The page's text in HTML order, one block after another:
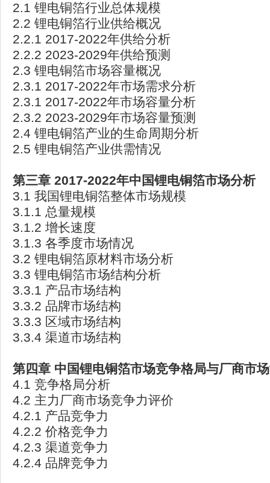
2.1 锂电铜箔行业总体规模
2.2 锂电铜箔行业供给概况
2.2.1 2017-2022年供给分析
2.2.2 2023-2029年供给预测
2.3 锂电铜箔市场容量概况
2.3.1 2017-2022年市场需求分析
2.3.1 2017-2022年市场容量分析
2.3.2 2023-2029年市场容量预测
2.4 锂电铜箔产业的生命周期分析
2.5 锂电铜箔产业供需情况
第三章 2017-2022年中国锂电铜箔市场分析
3.1 我国锂电铜箔整体市场规模
3.1.1 总量规模
3.1.2 增长速度
3.1.3 各季度市场情况
3.2 锂电铜箔原材料市场分析
3.3 锂电铜箔市场结构分析
3.3.1 产品市场结构
3.3.2 品牌市场结构
3.3.3 区域市场结构
3.3.4 渠道市场结构
第四章 中国锂电铜箔市场竞争格局与厂商市
4.1 竞争格局分析
4.2 主力厂商市场竞争力评价
4.2.1 产品竞争力
4.2.2 价格竞争力
4.2.3 渠道竞争力
4.2.4 品牌竞争力